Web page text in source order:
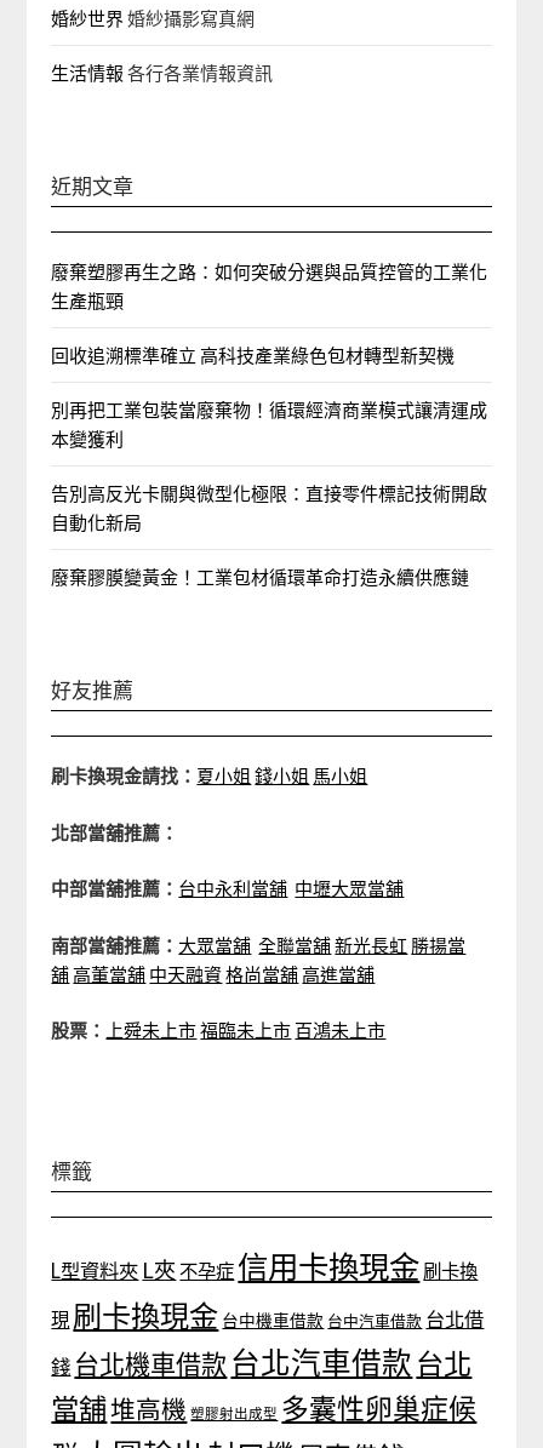
婚紗世界婚紗攝影寫真網
生活情報 各行各業情報資訊
近期文章
廢棄塑膠再生之路：如何突破分選與品質控管的工業化
生產瓶頸
回收追溯標準確立 高科技產業綠色包材轉型新契機
別再把工業包裝當廢棄物！循環經濟商業模式讓清運成
本變獲利
告別高反光卡關與微型化極限：直接零件標記技術開啟
自動化新局
廢棄膠膜變黃金！工業包材循環革命打造永續供應鏈
好友推薦
刷卡換現金請找： 夏小姐 錢小姐 馬小姐
北部當舖推薦：
中部當舖推薦： 台中永利當舖 中壢大眾當舖
南部當舖推薦： 大眾當舖 全聯當舖新光長虹 勝揚當
舖高董當舖 中天融資格尚當舖高進當舖
股票： 上舜未上市福臨未上市 百鴻未上市
標籤
L型資料夾 L夾 不孕症 信用卡換現金 刷卡換
現 刷卡換現金 台中機車借款 台中汽車借款 台北借
錢 台北機車借款 台北汽車借款 台北
當舖堆高機 塑膠射出成型 多囊性卵巢症候